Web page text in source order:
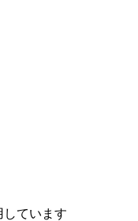
ています